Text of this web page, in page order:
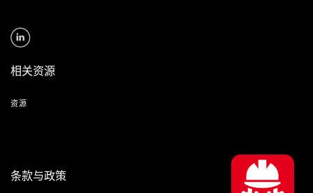
相关资源
资源
条款与政策